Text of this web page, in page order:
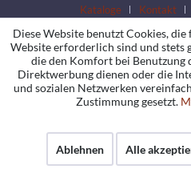
Kataloge
Kontakt
Diese Website benutzt Cookies,
Website erforderlich sind und stets
die den Komfort bei Benutzung
Direktwerbung dienen oder die
und sozialen Netzwerken
Zustimmung gesetzt.
Ablehnen Alle